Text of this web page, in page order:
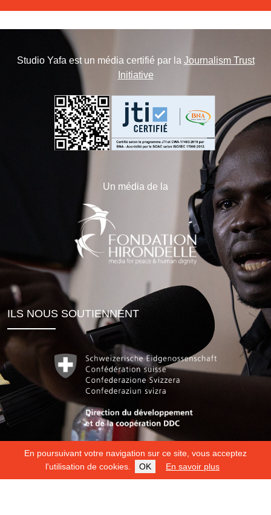
En poursuivant votre navigation sur ce site, vous acceptez
l'utilisation de cookies.
OK En savoir plus
Studio Yafa est un média certifié par la Journalism Trust
Initiative
Un média de la
ILS NOUS SOUTIENNENT